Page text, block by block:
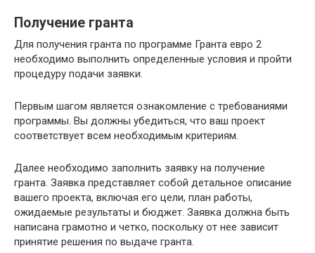
Получение гранта
Для получения гранта по программе Гранта евро 2
необходимо выполнить определенные условия и пройти
процедуру подачи заявки.
Первым шагом является ознакомление с требованиями
программы. Вы должны убедиться, что ваш проект
соответствует всем необходимым критериям.
Далее необходимо заполнить заявку на получение
гранта. Заявка представляет собой детальное описание
вашего проекта, включая его цели, план работы,
ожидаемые результаты и бюджет. Заявка должна быть
написана грамотно и четко, поскольку от нее зависит
принятие решения по выдаче гранта.